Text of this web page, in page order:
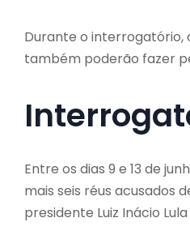
Durante o interrogatório,
também poderão fazer
Entre os dias 9 e 13 de
mais seis réus acusados
presidente Luiz Inácio